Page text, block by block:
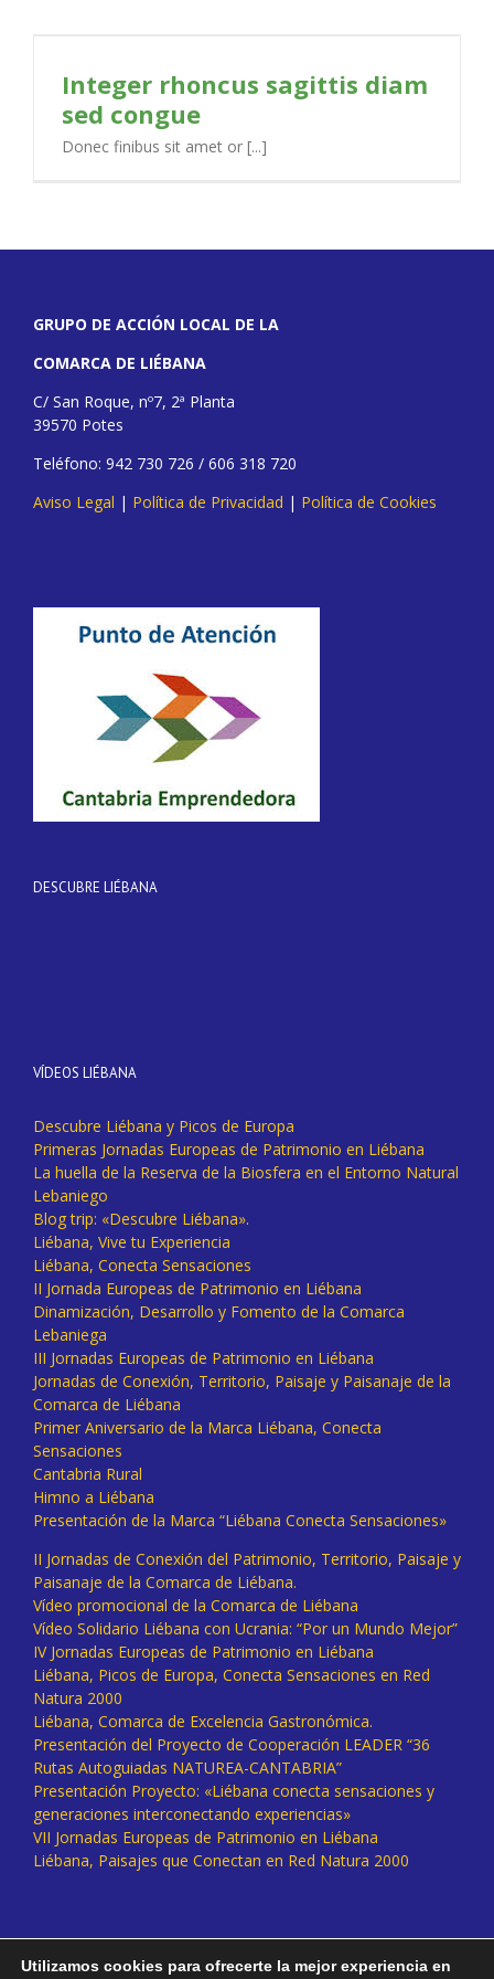
Integer rhoncus sagittis diam
sed congue
Donec finibus sit amet or [...]
GRUPO DE ACCIÓN LOCAL DE LA
COMARCA DE LIÉBANA
C/ San Roque, nº7, 2ª Planta
39570 Potes
Teléfono: 942 730 726 / 606 318 720
Aviso Legal | Política de Privacidad | Política de Cookies
DESCUBRE LIÉBANA
VÍDEOS LIÉBANA
Descubre Liébana y Picos de Europa
Primeras Jornadas Europeas de Patrimonio en Liébana
La huella de la Reserva de la Biosfera en el Entorno Natural
Lebaniego
Blog trip: «Descubre Liébana».
Liébana, Vive tu Experiencia
Liébana, Conecta Sensaciones
II Jornada Europeas de Patrimonio en Liébana
Dinamización, Desarrollo y Fomento de la Comarca
Lebaniega
III Jornadas Europeas de Patrimonio en Liébana
Jornadas de Conexión, Territorio, Paisaje y Paisanaje de la
Comarca de Liébana
Primer Aniversario de la Marca Liébana, Conecta
Sensaciones
Cantabria Rural
Himno a Liébana
Presentación de la Marca “Liébana Conecta Sensaciones»
II Jornadas de Conexión del Patrimonio, Territorio, Paisaje y
Paisanaje de la Comarca de Liébana.
Vídeo promocional de la Comarca de Liébana
Vídeo Solidario Liébana con Ucrania: “Por un Mundo Mejor”
IV Jornadas Europeas de Patrimonio en Liébana
Liébana, Picos de Europa, Conecta Sensaciones en Red
Natura 2000
Liébana, Comarca de Excelencia Gastronómica.
Presentación del Proyecto de Cooperación LEADER “36
Rutas Autoguiadas NATUREA-CANTABRIA”
Presentación Proyecto: «Liébana conecta sensaciones y
generaciones interconectando experiencias»
VII Jornadas Europeas de Patrimonio en Liébana
Liébana, Paisajes que Conectan en Red Natura 2000
Utilizamos cookies para ofrecerte la mejor experiencia en